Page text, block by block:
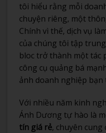
tôi hiểu rằng mỗi
chuyện riêng, một
Chính vì thế, dịch vụ
của chúng tôi tập
bloc trở thành một tác
công cụ quảng bá
ảnh doanh nghiệp
Với nhiều năm kinh
Ánh Dương tự hào là
tín giá rẻ, chuyên cung